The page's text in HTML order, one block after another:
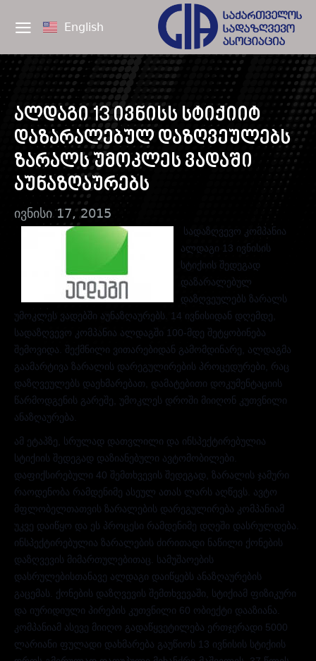
English
ალდაგი 13 ივნისს სტიქიიტ
დაზარალებულ დაზღვეულებს
ზარალს უმოკლეს ვადაში
აუნაზღაურებს
ივნისი 17, 2015
სადაზღვევო კომპანია
ალდაგი 13 ივნისის
სტიქიის შედეგად
დაზარალებულ
დაზღვეულებს ზარალს
უმოკლეს ვადებში აუნაზღაურებს. 14 ივნისიდან დღემდე,
სადაზღვევო კომპანია ალდაგში 100-მდე შეტყობინება
შემოვიდა. შექმნილი ვითარებიდან გამომდინარე, ალდაგმა
გაამარტივა ზარალის დარეგულირების პროცედურები, რაც
დაზღვეულებს დაეხმარებათ, დამატებითი დოკუმენტაციის
წარმოდგენის გარეშე, უმოკლეს დროში მიიღონ კუთვნილი
ანაზღაურება.
ამ ეტაპზე, სრულად დათვლილი და ინსპექტირებულია
სტიქიის შედეგად დაზიანებული ავტომობილები.
დაფიქსირებული 40 შემთხვევის შედეგად, ზარალის ჯამური
რაოდენობა რამდენიმე ასეულ ათას ლარს აღწევს. ავტო
მფლობელთათვის ზარალების დარეგულირება კომპანიამ
უკვე დაიწყო და ეს პროცესი რამდენიმე დღეში დასრულდება.
ინსპექტირებულია ზარალების ძირითადი ნაწილი ქონების
დაზღვევის მიმართულებითაც. სამუშაოების
დასრულებისთანავე ალდაგი დაიწყებს ანაზღაურების
გაცემას. ქონების დაზღვევის შემთხვევაში, სტიქიამ ფიზიკური
და იურიდიული პირების კუთვნილი 60 ობიექტი დააზიანა.
კომპანიამ ასევე მიიღო გადაწყვეტილება ერთჯერადი 5000
ლარიანი ფულადი დახმარება გაუწიოს 13 ივნისის სტიქიის